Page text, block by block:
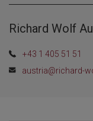
Richard Wolf
+43 1 405 51 51
austria@richard-